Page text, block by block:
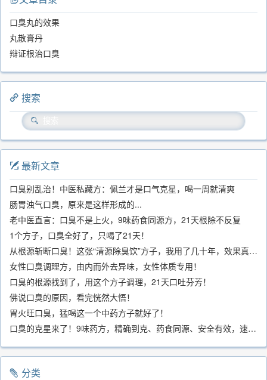
口臭丸的效果
丸散膏丹
辩证根治口臭
搜索
最新文章
口臭别乱治！中医私藏方：佩兰才是口气克星，喝一周就清爽
肠胃浊气口臭，原来是这样形成的...
老中医直言：口臭不是上火，9味药食同源方，21天根除不反复
1个方子，口臭全好了，只喝了21天！
从根源斩断口臭！这张“清源除臭饮”方子，我用了几十年，效果真不错
女性口臭调理方，由内而外去异味，女性体质专用！
口臭的根源找到了，用这个方子调理，21天口吐芬芳！
佛说口臭的原因，看完恍然大悟！
胃火旺口臭，猛喝这一个中药方子就好了！
口臭的克星来了！9味药方，精确到克、药食同源、安全有效，速看！
分类